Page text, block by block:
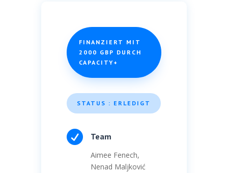
FINANZIERT MIT
2000 GBP DURCH
CAPACITY+
STATUS : ERLEDIGT
 Team
Aimee Fenech,
Nenad Maljković